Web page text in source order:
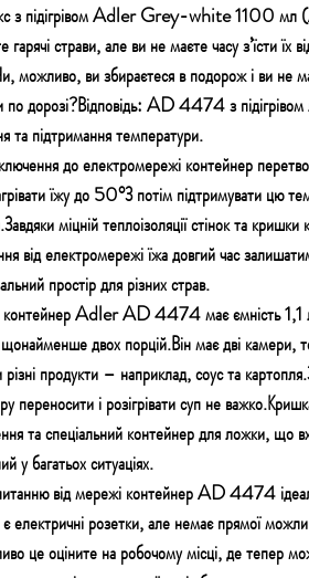
з підігрівом Adler Grey-white 1100
страви, але ви не маєте часу з’їсти їх
можливо, ви збираєтеся в подорож і ви не
по дорозі?Відповідь: AD 4474 з
та підтримання температури.
до електромережі контейнер
їжу до 50°З потім підтримувати цю
міцній теплоізоляції стінок та кришки
від електромережі їжа довгий час
простір для різних страв.
контейнер Adler AD 4474 має ємність 1,1
двох порцій.Він має дві камери,
різні продукти – наприклад, соус та
переносити і розігрівати суп не
та спеціальний контейнер для ложки, що
у багатьох ситуаціях.
від мережі контейнер AD 4474
електричні розетки, але немає прямої
це оціните на робочому місці, де тепер